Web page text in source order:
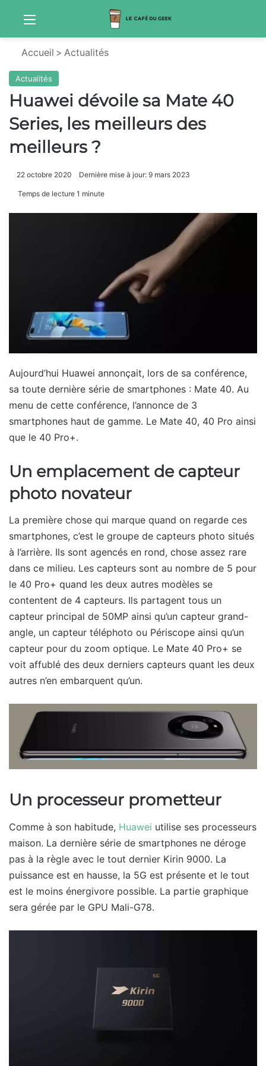
Menu
Accueil > Actualités
Actualités
Huawei dévoile sa Mate 40
Series, les meilleurs des
meilleurs ?
22 octobre 2020 Dernière mise à jour: 9 mars 2023
Temps de lecture 1 minute
Aujourd’hui Huawei annonçait, lors de sa conférence,
sa toute dernière série de smartphones : Mate 40. Au
menu de cette conférence, l’annonce de 3
smartphones haut de gamme. Le Mate 40, 40 Pro ainsi
que le 40 Pro+.
Un emplacement de capteur
photo novateur
La première chose qui marque quand on regarde ces
smartphones, c’est le groupe de capteurs photo situés
à l’arrière. Ils sont agencés en rond, chose assez rare
dans ce milieu. Les capteurs sont au nombre de 5 pour
le 40 Pro+ quand les deux autres modèles se
contentent de 4 capteurs. Ils partagent tous un
capteur principal de 50MP ainsi qu’un capteur grand-
angle, un capteur téléphoto ou Périscope ainsi qu’un
capteur pour du zoom optique. Le Mate 40 Pro+ se
voit affublé des deux derniers capteurs quant les deux
autres n’en embarquent qu’un.
Un processeur prometteur
Comme à son habitude, Huawei utilise ses processeurs
maison. La dernière série de smartphones ne déroge
pas à la règle avec le tout dernier Kirin 9000. La
puissance est en hausse, la 5G est présente et le tout
est le moins énergivore possible. La partie graphique
sera gérée par le GPU Mali-G78.